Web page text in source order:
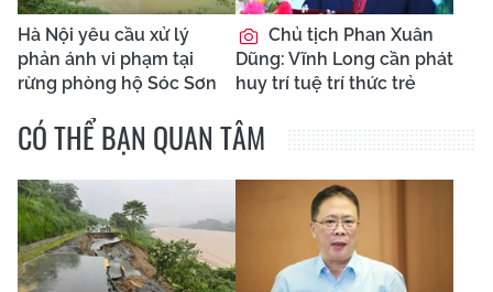
Hà Nội yêu cầu xử lý
phản ánh vi phạm tại
rừng phòng hộ Sóc Sơn
Chủ tịch Phan Xuân
Dũng: Vĩnh Long cần phát
huy trí tuệ trí thức trẻ
CÓ THỂ BẠN QUAN TÂM